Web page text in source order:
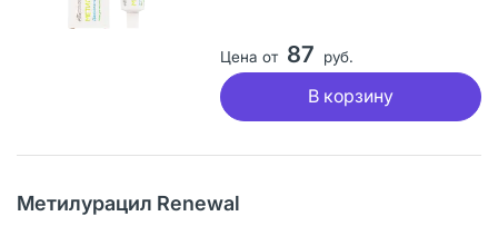
Цена от 87 руб.
В корзину
Метилурацил Renewal